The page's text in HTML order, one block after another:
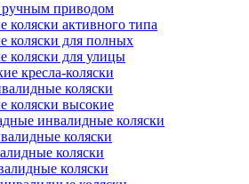
ручным приводом
коляски активного типа
коляски для полных
коляски для улицы
кресла-коляски
коляски
коляски высокие
инвалидные коляски
коляски
коляски
коляски